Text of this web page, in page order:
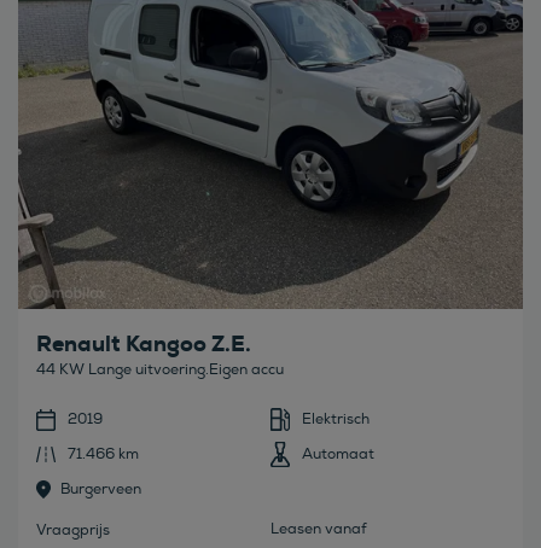
Renault Kangoo Z.E.
44 KW Lange uitvoering.Eigen accu
2019
Elektrisch
71.466 km
Automaat
Burgerveen
Vraagprijs Leasen vanaf